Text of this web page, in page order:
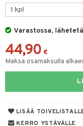
Varastossa,
44,90 €
Maksa osamaksulla
LISÄÄ
KERRO YSTÄVÄLLE
Maustemyllyt
/ Outdoor